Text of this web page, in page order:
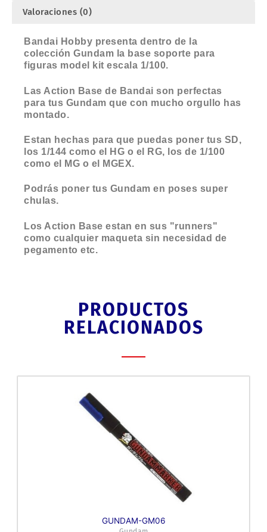
Valoraciones (0)
Bandai Hobby presenta dentro de la
colección Gundam la base soporte para
figuras model kit escala 1/100.
Las Action Base de Bandai son perfectas
para tus Gundam que con mucho orgullo has
montado.
Estan hechas para que puedas poner tus SD,
los 1/144 como el HG o el RG, los de 1/100
como el MG o el MGEX.
Podrás poner tus Gundam en poses super
chulas.
Los Action Base estan en sus "runners"
como cualquier maqueta sin necesidad de
pegamento etc.
PRODUCTOS
RELACIONADOS
GUNDAM-GM06